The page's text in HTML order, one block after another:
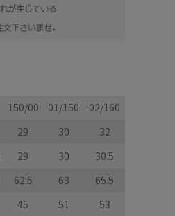
150/00 01/150
02/160
29 30
32
29 30
30.5
62.5 63
65.5
45 51
53